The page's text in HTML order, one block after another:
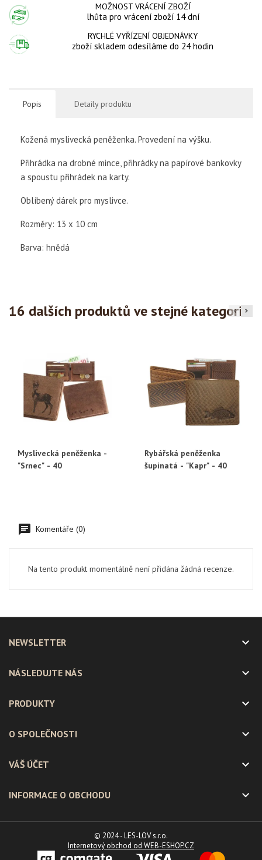
MOŽNOST VRÁCENÍ ZBOŽÍ
lhůta pro vrácení zboží 14 dní
RYCHLÉ VYŘÍZENÍ OBJEDNÁVKY
zboží skladem odesíláme do 24 hodin
Popis Detaily produktu
Kožená myslivecká peněženka. Provedení na výšku.
Přihrádka na drobné mince, přihrádky na papírové bankovky
a spoustu přihrádek na karty.
Oblíbený dárek pro myslivce.
Rozměry: 13 x 10 cm
Barva: hnědá
16 dalších produktů ve stejné kategorii:
Myslivecká peněženka -
"Srnec" - 40
Rybářská peněženka
šupinatá - "Kapr" - 40
Komentáře (0)
Na tento produkt momentálně není přidána žádná recenze.
NEWSLETTER 
NÁSLEDUJTE NÁS 
PRODUKTY 
O SPOLEČNOSTI 
VÁŠ ÚČET 
INFORMACE O OBCHODU 
© 2024 - LES-LOV s.r.o.
Internetový obchod od WEB-ESHOP.CZ